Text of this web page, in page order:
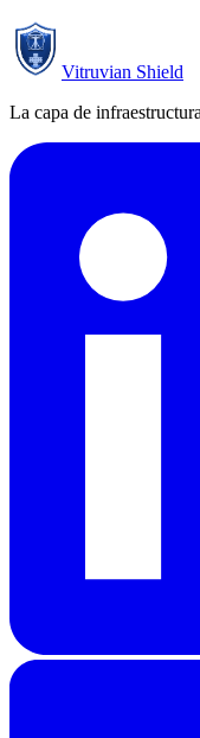
Vitruvian Shield
La capa de